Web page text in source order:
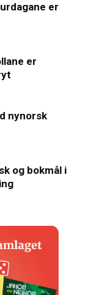
er
er
nynorsk
og bokmål i